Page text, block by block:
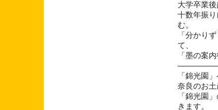
大学卒業
十数年振
む。
「分かり
て、
「墨の案
「錦光園
奈良のお
「錦光園
きます。